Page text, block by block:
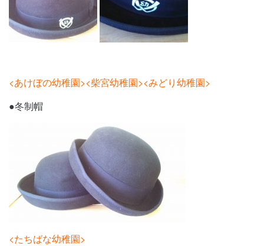
<あけぼの幼稚園><柴宮幼稚園><みどり幼稚園>
●冬制帽
<たちばな幼稚園>